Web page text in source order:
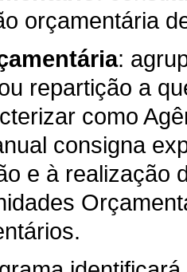
orçamentária
:
repartição a
como
consigna
e à realização